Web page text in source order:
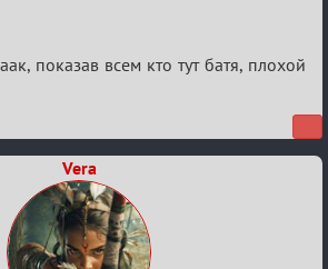
показав всем кто тут батя, плохой
Vera